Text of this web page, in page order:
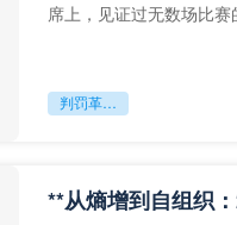
席上，见证过无数场比
判罚革命：VAR如何改写世界杯的规则与秩序